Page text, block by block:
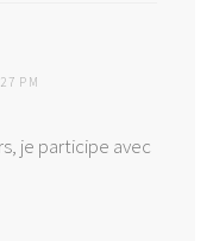
PM
je participe avec